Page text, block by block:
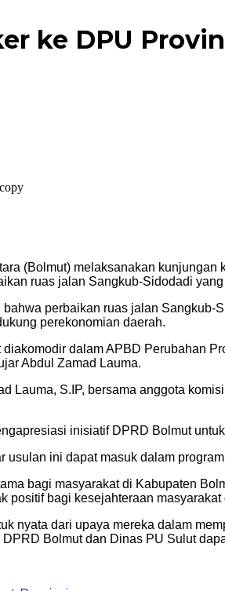
ke DPU
(Bolmut) melaksanakan
ruas jalan Sangkub-Sidodadi
perbaikan ruas jalan
perekonomian daerah.
dalam APBD Perubahan
Abdul Zamad Lauma.
Lauma, S.IP, bersama anggota
inisiatif DPRD Bolmut
ini dapat masuk dalam
bagi masyarakat di Kabupaten
bagi kesejahteraan
nyata dari upaya mereka dalam
Bolmut dan Dinas PU Sulut